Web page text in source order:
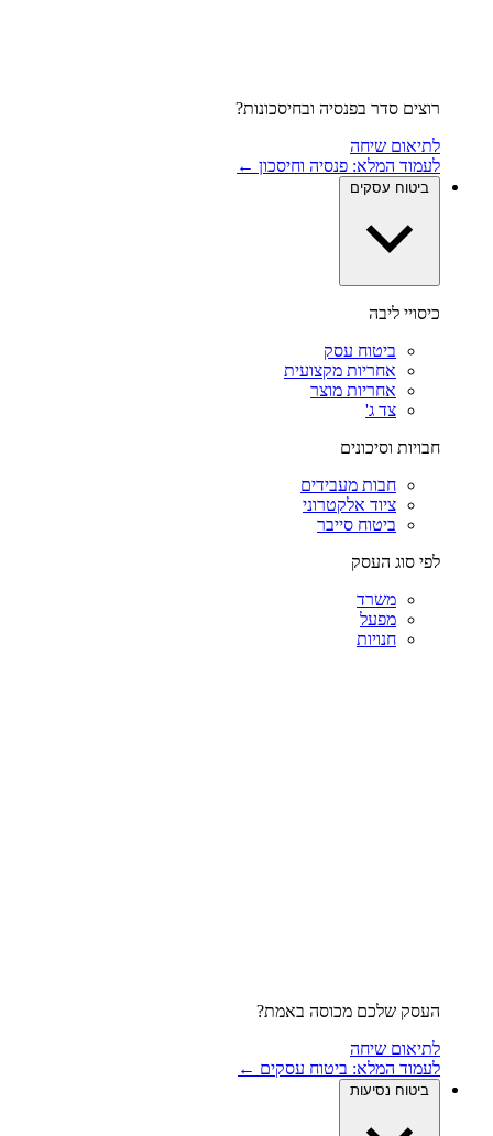
רוצים סדר בפנסיה ובחיסכונות?
לתיאום שיחה
לעמוד המלא: פנסיה וחיסכון ←
ביטוח עסקים
כיסויי ליבה
ביטוח עסק
אחריות מקצועית
אחריות מוצר
צד ג'
חבויות וסיכונים
חבות מעבידים
ציוד אלקטרוני
ביטוח סייבר
לפי סוג העסק
משרד
מפעל
חנויות
העסק שלכם מכוסה באמת?
לתיאום שיחה
לעמוד המלא: ביטוח עסקים ←
ביטוח נסיעות